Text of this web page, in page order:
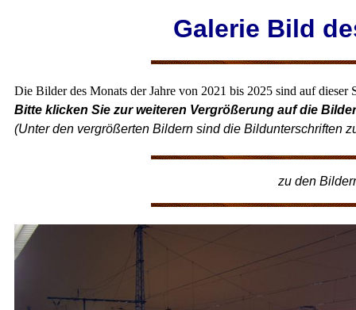
Galerie Bild
Die Bilder des Monats der Jahre von 2021 bis 2025 sind auf dieser
Bitte klicken Sie zur weiteren Vergrößerung auf die
(Unter den vergrößerten Bildern sind die Bildunterschriften
zu den